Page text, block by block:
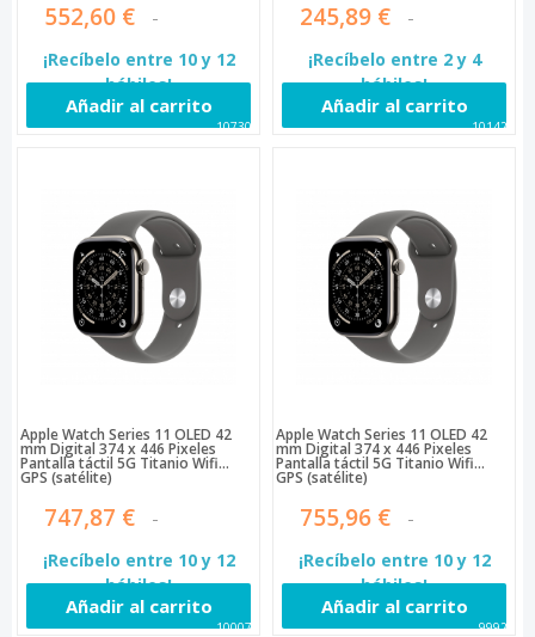
552,60 €
¡Recíbelo entre 10 y 12
hábiles!
Añadir al carrito
107304
245,89 €
¡Recíbelo entre 2 y 4
hábiles!
Añadir al carrito
101429
Apple Watch Series 11 OLED 42
mm Digital 374 x 446 Pixeles
Pantalla táctil 5G Titanio Wifi
GPS (satélite)
747,87 €
¡Recíbelo entre 10 y 12
hábiles!
Añadir al carrito
100070
Apple Watch Series 11 OLED 42
mm Digital 374 x 446 Pixeles
Pantalla táctil 5G Titanio Wifi
GPS (satélite)
755,96 €
¡Recíbelo entre 10 y 12
hábiles!
Añadir al carrito
99925